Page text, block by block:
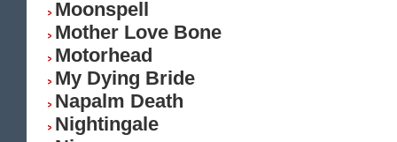
Moonspell
Mother Love Bone
Motorhead
My Dying Bride
Napalm Death
Nightingale